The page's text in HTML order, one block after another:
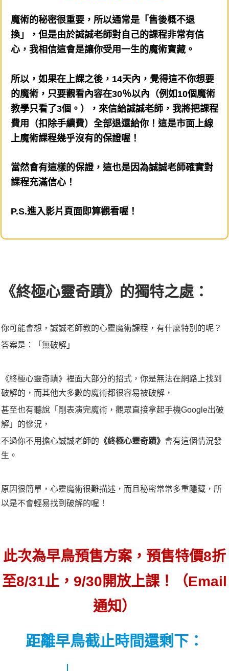
魔術的秘密很重要，所以通常是「售後概不退
換」，但是由於誠誠老師對自己的課程非常有信
心，我相信這會是讓你受用一生的魔術寶藏。
所以，如果在上課之後，14天內，覺得這不你想要
的魔術，只要觀看內容在30％以內（例如10個魔術
教學只看了3個。），來信給誠誠老師，我將把課程
費用（扣除手續費）全部退還給你！這是市面上線
上魔術課程幾乎沒有的保證喔！
當然會有這樣的保證，這也是因為誠誠老師確實對
課程充滿信心！
P.S.進入影片頁面即算觀看喔！
《終極心靈奇蹟》的獨特之處：
你可能會想，誠誠老師教的心靈魔術課程，有什麼特別的呢？
答案是：「無破解」
《終極心靈奇蹟》裡面大部分的招式，你是無法在網路上找到
破解的，而其他大多數的魔術都很容易被破解，
甚至也有聽說「剛表演完魔術，觀眾直接拿起手機Google出破
解」的慘況，
不過你不用擔心誠誠老師的 《終極心靈奇蹟》 會有這個情況發
生。
原因很簡單，心靈魔術很難描述，而且秘密常常多重隱藏，所
以是不會輕易找到破解的喔！
此次為早鳥預售方案，預售特價8折
至8/31止，9/30開放上課！
（Email
通知）
距離早鳥截止時間還剩下：